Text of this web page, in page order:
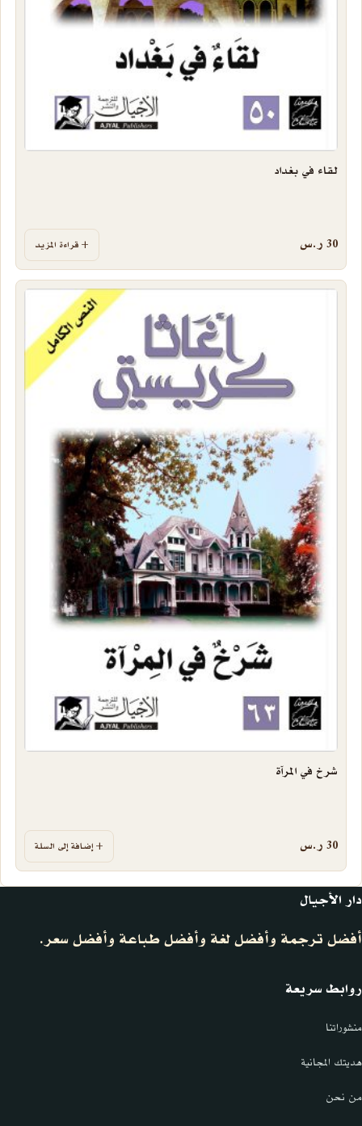
لقاء في بغداد
30 ر.س قراءة المزيد
شرخ في المرآة
30 ر.س إضافة إلى السلة
دار الأجيال
أفضل ترجمة وأفضل لغة وأفضل طباعة وأفضل سعر.
روابط سريعة
منشوراتنا
هديتك المجانية
من نحن